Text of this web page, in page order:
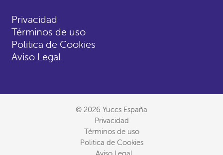
Privacidad
Términos de uso
Politica de Cookies
Aviso Legal
© 2026 Yuccs España
Privacidad
Términos de uso
Politica de Cookies